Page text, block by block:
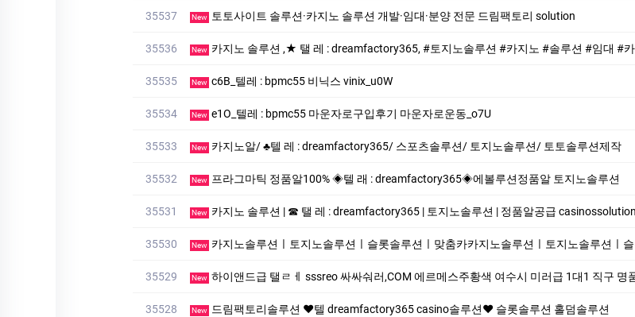
35537 New 토토사이트 솔루션·카지노 솔루션 개발·임대·분양 전문 드림팩토리 solution
35536 New 카지노 솔루션 ,★ 탤 레 : dreamfactory365, #토지노솔루션 #카지노 #솔루션 #임대 #
35535 New c6B_텔레 : bpmc55 비닉스 vinix_u0W
35534 New e1O_텔레 : bpmc55 마운자로구입후기 마운자로운동_o7U
35533 New 카지노알/ ♣텔 레 : dreamfactory365/ 스포츠솔루션/ 토지노솔루션/ 토토솔루션제작
35532 New 프라그마틱 정품알100% ◈텔 래 : dreamfactory365◈에볼루션정품알 토지노솔루션
35531 New 카지노 솔루션 | ☎ 탤 레 : dreamfactory365 | 토지노솔루션 | 정품알공급 casinossolution
35530 New 카지노솔루션ㅣ토지노솔루션ㅣ슬롯솔루션ㅣ맞춤카카지노솔루션ㅣ토지노솔루션ㅣ슬롯솔
35529 New 하이앤드급 탤ㄹㅔ sssreo 싸싸숴러,COM 에르메스주황색 여수시 미러급 1대1 직구 명품 가방 에르
35528 New 드림팩토리솔루션 ❤️텔 dreamfactory365 casino솔루션❤️ 슬롯솔루션 홀덤솔루션